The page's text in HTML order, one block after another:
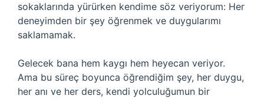
sokaklarında yürürken kendime söz veriyorum: Her
deneyimden bir şey öğrenmek ve duygularımı
saklamamak.
Gelecek bana hem kaygı hem heyecan veriyor.
Ama bu süreç boyunca öğrendiğim şey, her duygu,
her anı ve her ders, kendi yolculuğumun bir